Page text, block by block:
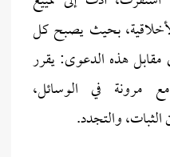
بحيث يصبح كل
مقابل هذه الدعوى: يقرر
مرونة في الوسائل،
الثبات، والتجدد.